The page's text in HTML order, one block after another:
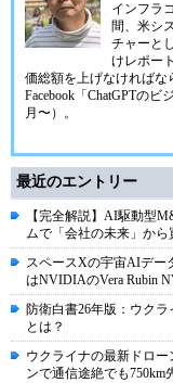
インフラ
間、米シ
チャーと
けレポー
価総額を上げなければな
Facebook「ChatGPTの
月〜）。
最近のエントリー
【完全解説】AI駆動型
ムで「会社の未来」から
スペースXの宇宙AIデー
はNVIDIAのVera Rubin
防衛白書26年版：ウク
とは？
ウクライナの最新ドロ
ンで通信途絶でも750km